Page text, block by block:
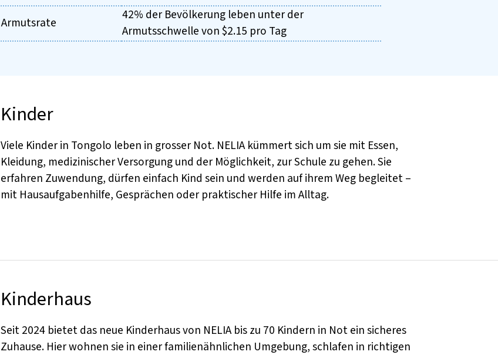
Armutsrate
42% der Bevölkerung leben unter der
Armutsschwelle von $2.15 pro Tag
Kinder
Viele Kinder in Tongolo leben in grosser Not. NELIA kümmert sich um sie mit Essen,
Kleidung, medizinischer Versorgung und der Möglichkeit, zur Schule zu gehen. Sie
erfahren Zuwendung, dürfen einfach Kind sein und werden auf ihrem Weg begleitet –
mit Hausaufgabenhilfe, Gesprächen oder praktischer Hilfe im Alltag.
Kinderhaus
Seit 2024 bietet das neue Kinderhaus von NELIA bis zu 70 Kindern in Not ein sicheres
Zuhause. Hier wohnen sie in einer familienähnlichen Umgebung, schlafen in richtigen